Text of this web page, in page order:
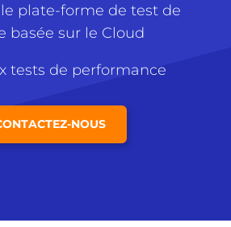
plate-forme de test de
basée sur le Cloud
tests de performance
NOUS